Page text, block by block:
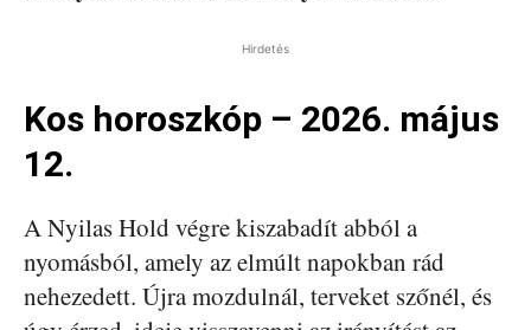
Hirdetés
Kos horoszkóp – 2026. május
12.
A Nyilas Hold végre kiszabadít abból a
nyomásból, amely az elmúlt napokban rád
nehezedett. Újra mozdulnál, terveket szőnél, és